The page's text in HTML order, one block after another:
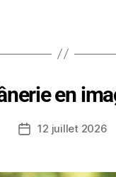
en
12 juillet 2026